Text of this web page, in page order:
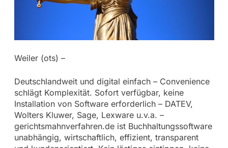
Weiler (ots) –
Deutschlandweit und digital einfach – Convenience
schlägt Komplexität. Sofort verfügbar, keine
Installation von Software erforderlich – DATEV,
Wolters Kluwer, Sage, Lexware u.v.a. –
gerichtsmahnverfahren.de ist Buchhaltungssoftware
unabhängig, wirtschaftlich, effizient, transparent